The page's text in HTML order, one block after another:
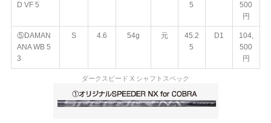
D VF 5
5
500
円
⑤DAMAN
ANA WB 5
3
S 4.6 54g 元
45.2
5
D1
104,
500
円
ダークスピード X シャフトスペック